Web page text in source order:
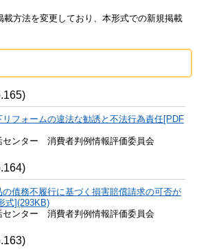
方法を変更しており、本形式での新規掲載
リフォームの違法な勧誘と不法行為責任[PDF
センター 消費者判例情報評価委員会
債務不履行に基づく損害賠償請求の可否が
式](293KB)
センター 消費者判例情報評価委員会